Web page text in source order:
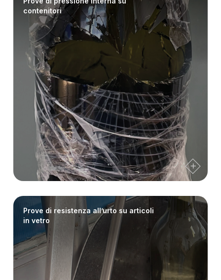
contenitori
Prove di resistenza all’urto su articoli
in vetro